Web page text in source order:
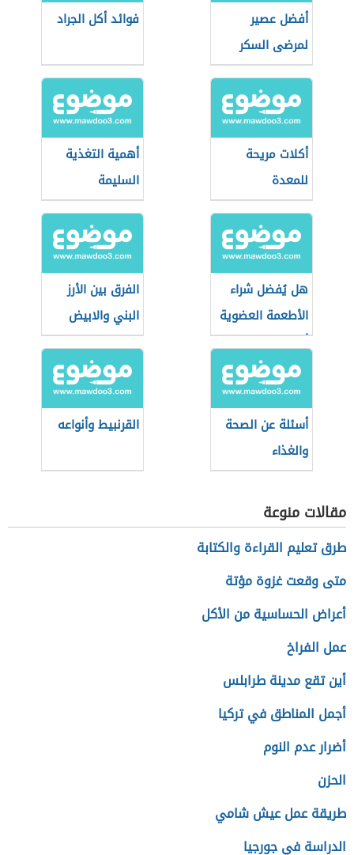
أفضل عصير
لمرضى السكر
فوائد أكل الجراد
أكلات مريحة
للمعدة
أهمية التغذية
السليمة
هل يُفضل شراء
الأطعمة العضوية
أثناء التسوق؟
الفرق بين الأرز
البني والابيض
أسئلة عن الصحة
والغذاء
القرنبيط وأنواعه
مقالات منوعة
طرق تعليم القراءة والكتابة
متى وقعت غزوة مؤتة
أعراض الحساسية من الأكل
عمل الفراخ
أين تقع مدينة طرابلس
أجمل المناطق في تركيا
أضرار عدم النوم
الحزن
طريقة عمل عيش شامي
الدراسة في جورجيا